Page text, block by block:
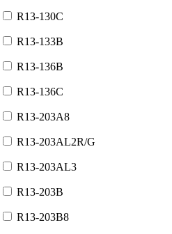
R13-130C
R13-133B
R13-136B
R13-136C
R13-203A8
R13-203AL2R/G
R13-203AL3
R13-203B
R13-203B8